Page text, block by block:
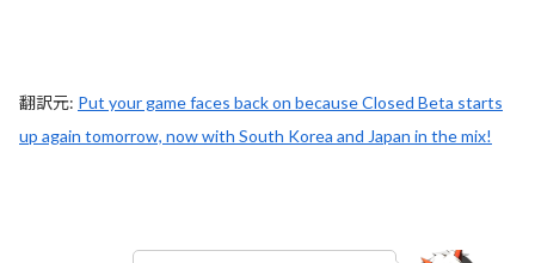
翻訳元: Put your game faces back on because Closed Beta starts
up again tomorrow, now with South Korea and Japan in the mix!